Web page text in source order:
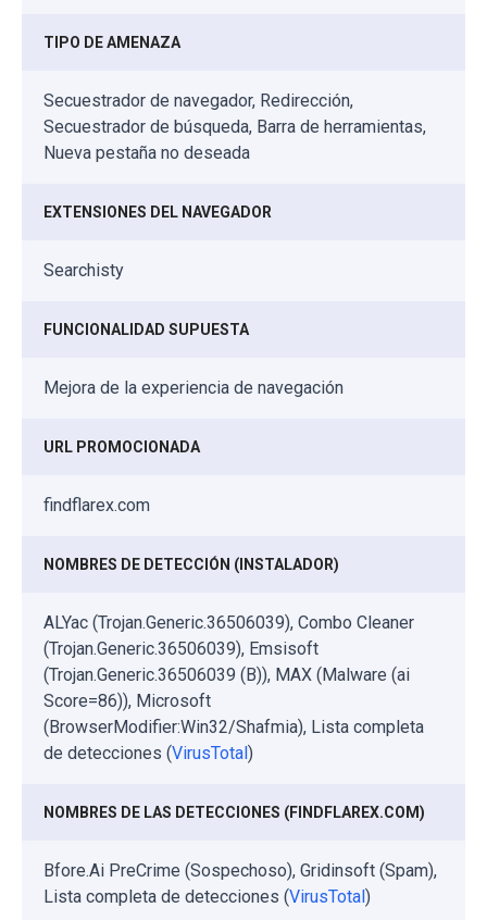
TIPO DE AMENAZA
Secuestrador de navegador, Redirección,
Secuestrador de búsqueda, Barra de herramientas,
Nueva pestaña no deseada
EXTENSIONES DEL NAVEGADOR
Searchisty
FUNCIONALIDAD SUPUESTA
Mejora de la experiencia de navegación
URL PROMOCIONADA
findflarex.com
NOMBRES DE DETECCIÓN (INSTALADOR)
ALYac (Trojan.Generic.36506039), Combo Cleaner
(Trojan.Generic.36506039), Emsisoft
(Trojan.Generic.36506039 (B)), MAX (Malware (ai
Score=86)), Microsoft
(BrowserModifier:Win32/Shafmia), Lista completa
de detecciones (VirusTotal)
NOMBRES DE LAS DETECCIONES (FINDFLAREX.COM)
Bfore.Ai PreCrime (Sospechoso), Gridinsoft (Spam),
Lista completa de detecciones (VirusTotal)